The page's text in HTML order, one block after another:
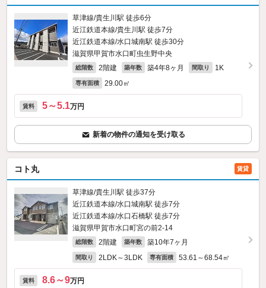
草津線/貴生川駅 徒歩6分
近江鉄道本線/貴生川駅 徒歩7分
近江鉄道本線/水口城南駅 徒歩30分
滋賀県甲賀市水口町虫生野中央
総階数 2階建 築年数 築4年8ヶ月 間取り 1K
専有面積 29.00㎡
賃料 5～5.1万円
新着の物件の通知を受け取る
コト丸 賃貸
草津線/貴生川駅 徒歩37分
近江鉄道本線/水口城南駅 徒歩7分
近江鉄道本線/水口石橋駅 徒歩7分
滋賀県甲賀市水口町宮の前2-14
総階数 2階建 築年数 築10年7ヶ月
間取り 2LDK～3LDK 専有面積 53.61～68.54㎡
賃料 8.6～9万円